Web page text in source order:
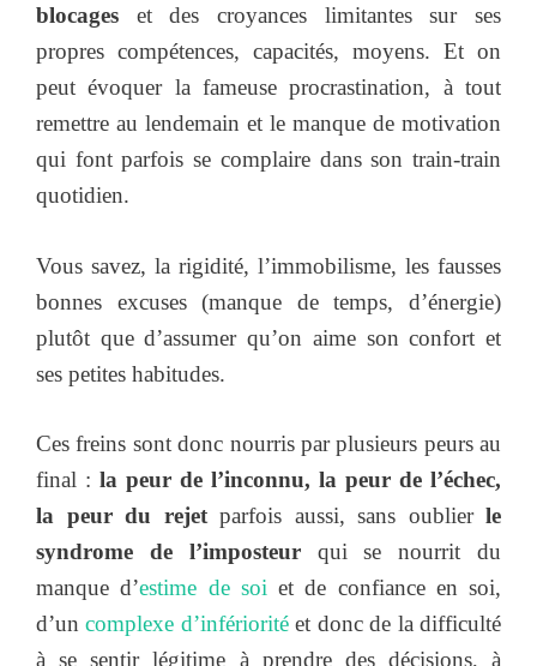
blocages et des croyances limitantes sur ses
propres compétences, capacités, moyens. Et on
peut évoquer la fameuse procrastination, à tout
remettre au lendemain et le manque de motivation
qui font parfois se complaire dans son train-train
quotidien.
Vous savez, la rigidité, l’immobilisme, les fausses
bonnes excuses (manque de temps, d’énergie)
plutôt que d’assumer qu’on aime son confort et
ses petites habitudes.
Ces freins sont donc nourris par plusieurs peurs au
final : la peur de l’inconnu, la peur de l’échec,
la peur du rejet parfois aussi, sans oublier le
syndrome de l’imposteurqui se nourrit du
manque d’estime de soi et de confiance en soi,
d’uncomplexe d’inférioritéet donc de la difficulté
à se sentir légitime à prendre des décisions, à